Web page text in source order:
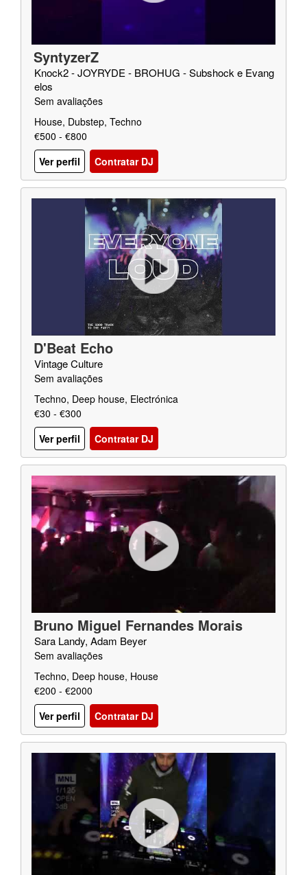
SyntyzerZ
Knock2 - JOYRYDE - BROHUG - Subshock e Evang
elos
Sem avaliações
House, Dubstep, Techno
€500 - €800
Ver perfil
Contratar DJ
D'Beat Echo
Vintage Culture
Sem avaliações
Techno, Deep house, Electrónica
€30 - €300
Ver perfil
Contratar DJ
Bruno Miguel Fernandes Morais
Sara Landy, Adam Beyer
Sem avaliações
Techno, Deep house, House
€200 - €2000
Ver perfil
Contratar DJ